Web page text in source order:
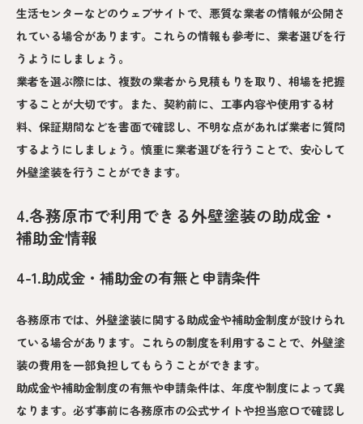
生活センターなどのウェブサイトで、悪質な業者の情報が公開さ
れている場合があります。これらの情報も参考に、業者選びを行
うようにしましょう。
業者を選ぶ際には、複数の業者から見積もりを取り、相場を把握
することが大切です。また、契約前に、工事内容や使用する材
料、保証期間などを書面で確認し、不明な点があれば業者に質問
するようにしましょう。慎重に業者選びを行うことで、安心して
外壁塗装を行うことができます。
4.各務原市で利用できる外壁塗装の助成金・
補助金情報
4-1.助成金・補助金の有無と申請条件
各務原市では、外壁塗装に関する助成金や補助金制度が設けられ
ている場合があります。これらの制度を利用することで、外壁塗
装の費用を一部負担してもらうことができます。
助成金や補助金制度の有無や申請条件は、年度や制度によって異
なります。必ず事前に各務原市の公式サイトや担当窓口で確認し